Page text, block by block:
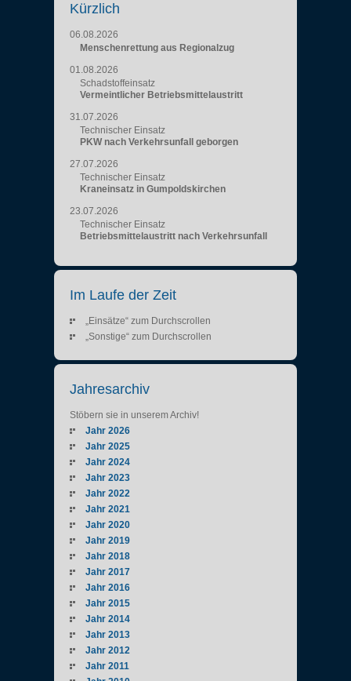
Kürzlich
06.08.2026
Menschenrettung aus Regionalzug
01.08.2026
Schadstoffeinsatz
Vermeintlicher Betriebsmittelaustritt
31.07.2026
Technischer Einsatz
PKW nach Verkehrsunfall geborgen
27.07.2026
Technischer Einsatz
Kraneinsatz in Gumpoldskirchen
23.07.2026
Technischer Einsatz
Betriebsmittelaustritt nach Verkehrsunfall
Im Laufe der Zeit
„Einsätze“ zum Durchscrollen
„Sonstige“ zum Durchscrollen
Jahresarchiv
Stöbern sie in unserem Archiv!
Jahr 2026
Jahr 2025
Jahr 2024
Jahr 2023
Jahr 2022
Jahr 2021
Jahr 2020
Jahr 2019
Jahr 2018
Jahr 2017
Jahr 2016
Jahr 2015
Jahr 2014
Jahr 2013
Jahr 2012
Jahr 2011